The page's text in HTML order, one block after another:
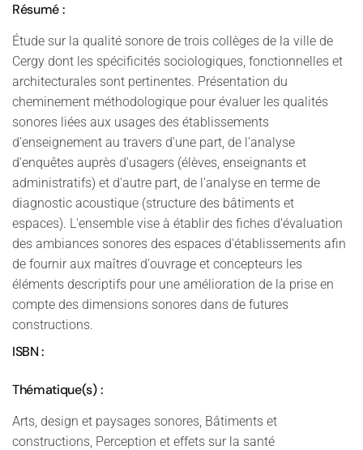
Résumé :
Étude sur la qualité sonore de trois collèges de la ville de
Cergy dont les spécificités sociologiques, fonctionnelles et
architecturales sont pertinentes. Présentation du
cheminement méthodologique pour évaluer les qualités
sonores liées aux usages des établissements
d'enseignement au travers d'une part, de l'analyse
d'enquêtes auprès d'usagers (élèves, enseignants et
administratifs) et d'autre part, de l'analyse en terme de
diagnostic acoustique (structure des bâtiments et
espaces). L'ensemble vise à établir des fiches d'évaluation
des ambiances sonores des espaces d'établissements afin
de fournir aux maîtres d'ouvrage et concepteurs les
éléments descriptifs pour une amélioration de la prise en
compte des dimensions sonores dans de futures
constructions.
ISBN :
Thématique(s) :
Arts, design et paysages sonores, Bâtiments et
constructions, Perception et effets sur la santé